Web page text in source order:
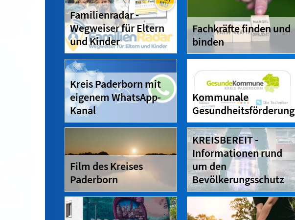
Familienradar -
Wegweiser für Eltern
und Kinder
Fachkräfte finden und
binden
Kreis Paderborn mit
eigenem WhatsApp-
Kanal
Kommunale
Gesundheitsförderung
Film des Kreises
Paderborn
KREISBEREIT -
Informationen rund
um den
Bevölkerungsschutz